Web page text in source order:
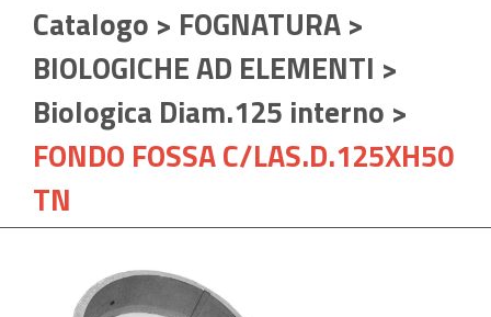
Catalogo > FOGNATURA>
BIOLOGICHE AD ELEMENTI >
Biologica Diam.125 interno >
FONDO FOSSA C/LAS.D.125XH50
TN